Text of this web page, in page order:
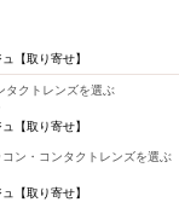
【取り寄せ】
タクトレンズを選ぶ
【取り寄せ】
ン・コンタクトレンズを選ぶ
【取り寄せ】